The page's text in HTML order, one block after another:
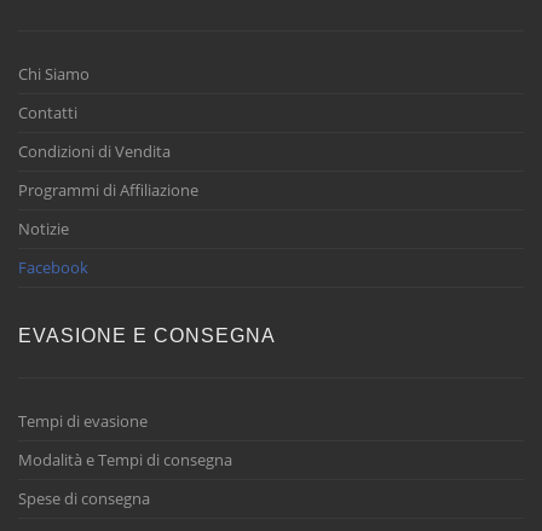
Chi Siamo
Contatti
Condizioni di Vendita
Programmi di Affiliazione
Notizie
Facebook
EVASIONE E CONSEGNA
Tempi di evasione
Modalità e Tempi di consegna
Spese di consegna